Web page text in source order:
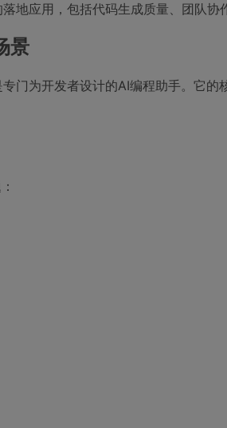
地应用，包括代码生成质量、团队
景
门为开发者设计的AI编程助手。它